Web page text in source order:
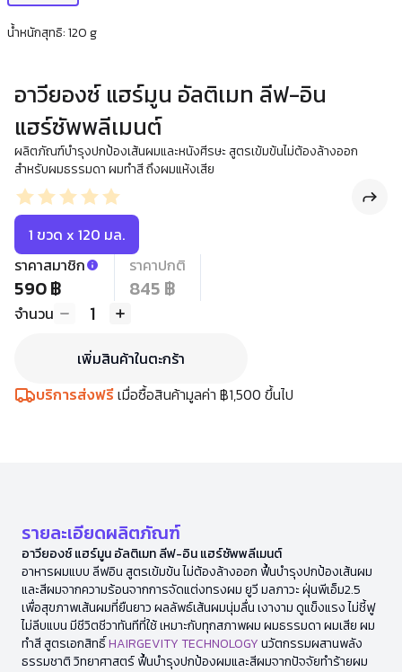
น้ำหนักสุทธิ: 120 g
อาวียองซ์ แฮร์มูน อัลติเมท ลีฟ-อิน
แฮร์ซัพพลีเมนต์
ผลิตภัณฑ์บำรุงปกป้องเส้นผมและหนังศีรษะ สูตรเข้มข้นไม่ต้องล้างออก
สำหรับผมธรรมดา ผมทำสี ถึงผมแห้งเสีย
1 ขวด x 120 มล.
ราคาสมาชิก
590 ฿
ราคาปกติ
845 ฿
จำนวน 1
เพิ่มสินค้าในตะกร้า
บริการส่งฟรีเมื่อซื้อสินค้ามูลค่า ฿1,500 ขึ้นไป
รายละเอียดผลิตภัณฑ์
อาวียองซ์ แฮร์มูน อัลติเมท ลีฟ-อิน แฮร์ซัพพลีเมนต์
อาหารผมแบบ ลีฟอิน สูตรเข้มข้น ไม่ต้องล้างออก ฟื้นบำรุงปกป้องเส้นผม
และสีผมจากความร้อนจากการจัดแต่งทรงผม ยูวี มลภาวะ ฝุ่นพีเอ็ม2.5
เพื่อสุขภาพเส้นผมที่ยืนยาว ผลลัพธ์เส้นผมนุ่มลื่น เงางาม ดูแข็งแรง ไม่ชี้ฟู
ไม่ลีบแบน มีชีวิตชีวาทันทีที่ใช้ เหมาะกับทุกสภาพผม ผมธรรมดา ผมเสีย ผม
ทำสี สูตรเอกสิทธิ์HAIRGEVITY TECHNOLOGYนวัตกรรมผสานพลัง
ธรรมชาติ วิทยาศาสตร์ ฟื้นบำรุงปกป้องผมและสีผมจากปัจจัยทำร้ายผม